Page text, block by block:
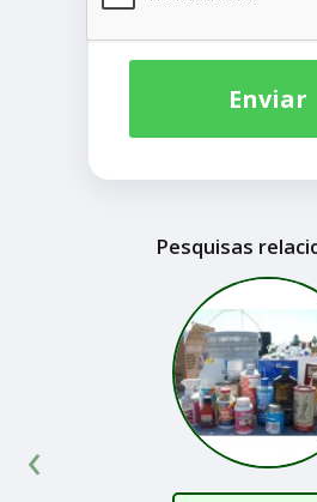
Enviar
Pesquisas
‹